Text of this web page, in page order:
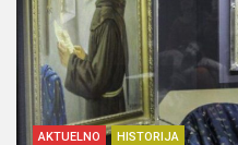
AKTUELNO HISTORIJA